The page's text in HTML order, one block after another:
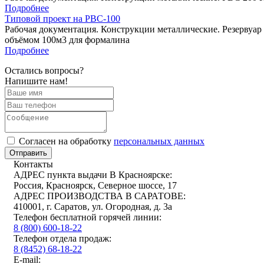
Подробнее
Типовой проект на РВС-100
Рабочая документация. Конструкции металлические. Резервуар
объёмом 100м3 для формалина
Подробнее
Остались вопросы?
Напишите нам!
Cогласен на обработку персональных данных
Отправить
Контакты
АДРЕС пункта выдачи В Красноярске:
Россия, Красноярск, Северное шоссе, 17
АДРЕС ПРОИЗВОДСТВА В САРАТОВЕ:
410001, г. Саратов, ул. Огородная, д. 3а
Телефон бесплатной горячей линии:
8 (800) 600-18-22
Телефон отдела продаж:
8 (8452) 68-18-22
E-mail: